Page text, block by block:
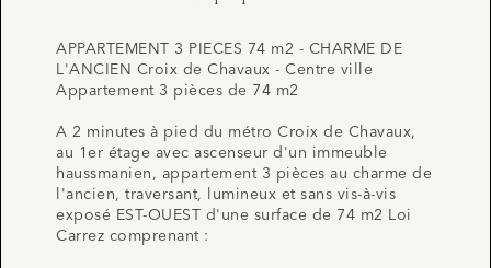
APPARTEMENT 3 PIECES 74 m2 - CHARME DE
L'ANCIEN Croix de Chavaux - Centre ville
Appartement 3 pièces de 74 m2
A 2 minutes à pied du métro Croix de Chavaux,
au 1er étage avec ascenseur d'un immeuble
haussmanien, appartement 3 pièces au charme de
l'ancien, traversant, lumineux et sans vis-à-vis
exposé EST-OUEST d'une surface de 74 m2 Loi
Carrez comprenant :